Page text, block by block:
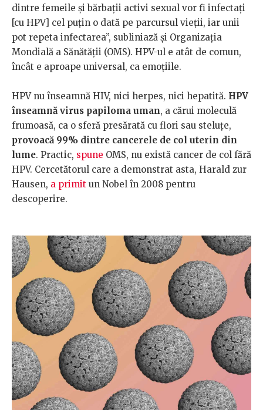
dintre femeile și bărbații activi sexual vor fi infectați
[cu HPV] cel puțin o dată pe parcursul vieții, iar unii
pot repeta infectarea”, subliniază și Organizația
Mondială a Sănătății (OMS). HPV-ul e atât de comun,
încât e aproape universal, ca emoțiile.
HPV nu înseamnă HIV, nici herpes, nici hepatită. HPV
înseamnă virus papiloma uman, a cărui moleculă
frumoasă, ca o sferă presărată cu flori sau steluțe,
provoacă 99% dintre cancerele de col uterin din
lume. Practic, spune OMS, nu există cancer de col fără
HPV. Cercetătorul care a demonstrat asta, Harald zur
Hausen, a primit un Nobel în 2008 pentru
descoperire.